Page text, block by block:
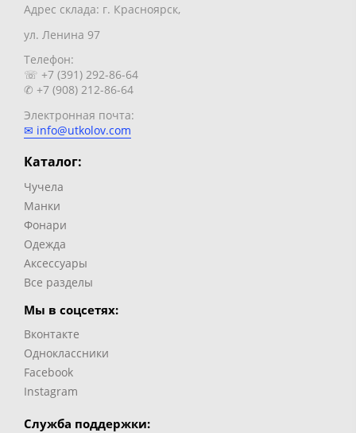
Адрес склада: г. Красноярск,
ул. Ленина 97
Телефон:
☏ +7 (391) 292-86-64
✆ +7 (908) 212-86-64
Электронная почта:
✉ info@utkolov.com
Каталог:
Чучела
Манки
Фонари
Одежда
Аксессуары
Все разделы
Мы в соцсетях:
Вконтакте
Одноклассники
Facebook
Instagram
Служба поддержки: